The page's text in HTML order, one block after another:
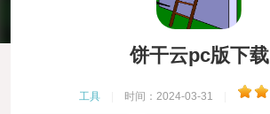
饼干云pc版下载
工具 时间：2024-03-31